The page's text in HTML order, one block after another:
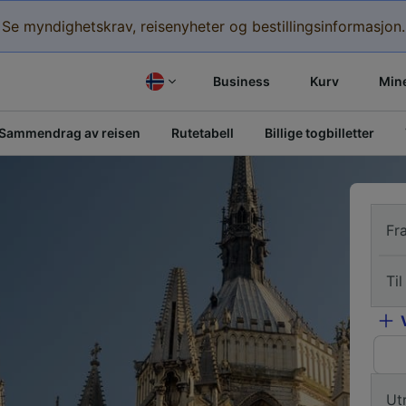
Se myndighetskrav, reisenyheter og bestillingsinformasjon.
Business Kurv
av reisen Rutetabell Billige togbilletter
Til